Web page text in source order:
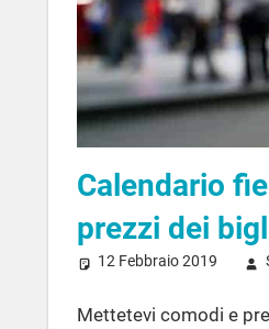
Calendario
prezzi dei
12 Febbraio 2019
Mettetevi comodi e